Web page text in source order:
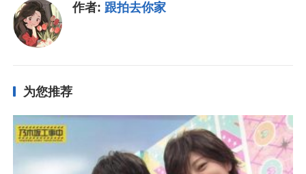
作者: 跟拍去你家
为您推荐